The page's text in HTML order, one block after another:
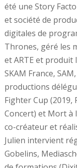
été une Story
et société de
digitales de
Thrones, géré les
et ARTE et produit
SKAM France,
productions
Fighter Cup (2019,
Concert) et Mort à
co-créateur et
Julien intervient
Gobelins,